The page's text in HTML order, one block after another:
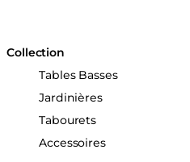
Collection
Tables Basses
Jardinières
Tabourets
Accessoires